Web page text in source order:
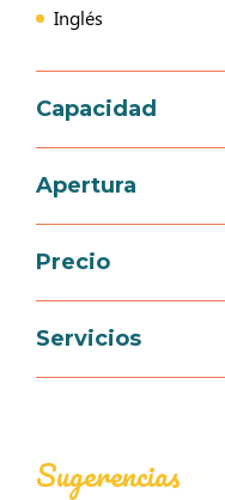
Inglés
Capacidad
Capacidad de
Apertura
Apertura del 01
Precio
Mid-
Servicios
Sugerencias